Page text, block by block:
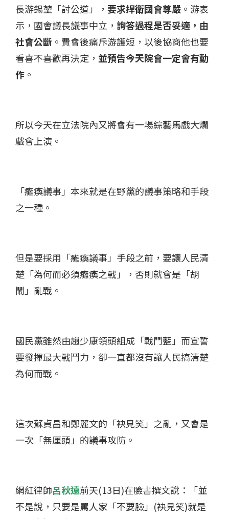
長游錫堃「討公道」， 要求捍衛國會尊嚴 。游表
示，國會議長議事中立， 詢答過程是否妥適，由
社會公斷 。費會後痛斥游護短，以後協商他也要
看喜不喜歡再決定， 並預告今天院會一定會有動
作 。
所以今天在立法院內又將會有一場綜藝馬戲大爛
戲會上演。
「癱瘓議事」本來就是在野黨的議事策略和手段
之一種。
但是要採用「癱瘓議事」手段之前，要讓人民清
楚「為何而必須癱瘓之戰」，否則就會是「胡
鬧」亂戰。
國民黨雖然由趙少康領頭組成「戰鬥藍」而宣誓
要發揮最大戰鬥力，卻一直都沒有讓人民搞清楚
為何而戰。
這次蘇貞昌和鄭麗文的「袂見笑」之亂，又會是
一次「無厘頭」的議事攻防。
網紅律師呂秋遠前天(13日)在臉書撰文說：「並
不是說，只要是罵人家「不要臉」(袂見笑)就是